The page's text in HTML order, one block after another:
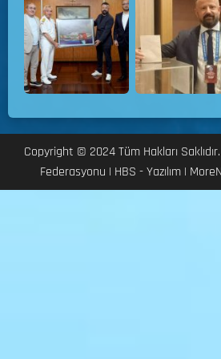
Copyright © 2024 Tüm Hakları
Federasyonu | HBS - Yazılım |